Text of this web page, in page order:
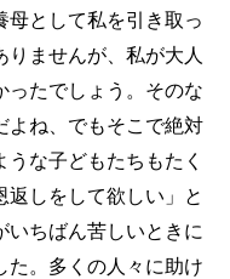
母として私を引き取っ
ませんが、私が大人
ったでしょう。そのな
よね、でもそこで絶対
な子どもたちもたく
返しをして欲しい」と
いちばん苦しいときに
た。多くの人々に助け